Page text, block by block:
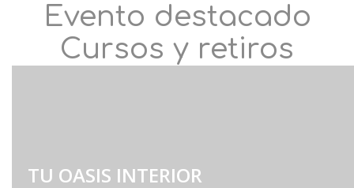
Evento destacado
Cursos y retiros
TU OASIS INTERIOR